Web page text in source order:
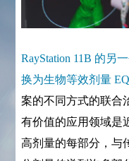
RayStation 11B 的另
换为生物等效剂量
案的不同方式的联合
有价值的应用领域是
高剂量的每部分，与